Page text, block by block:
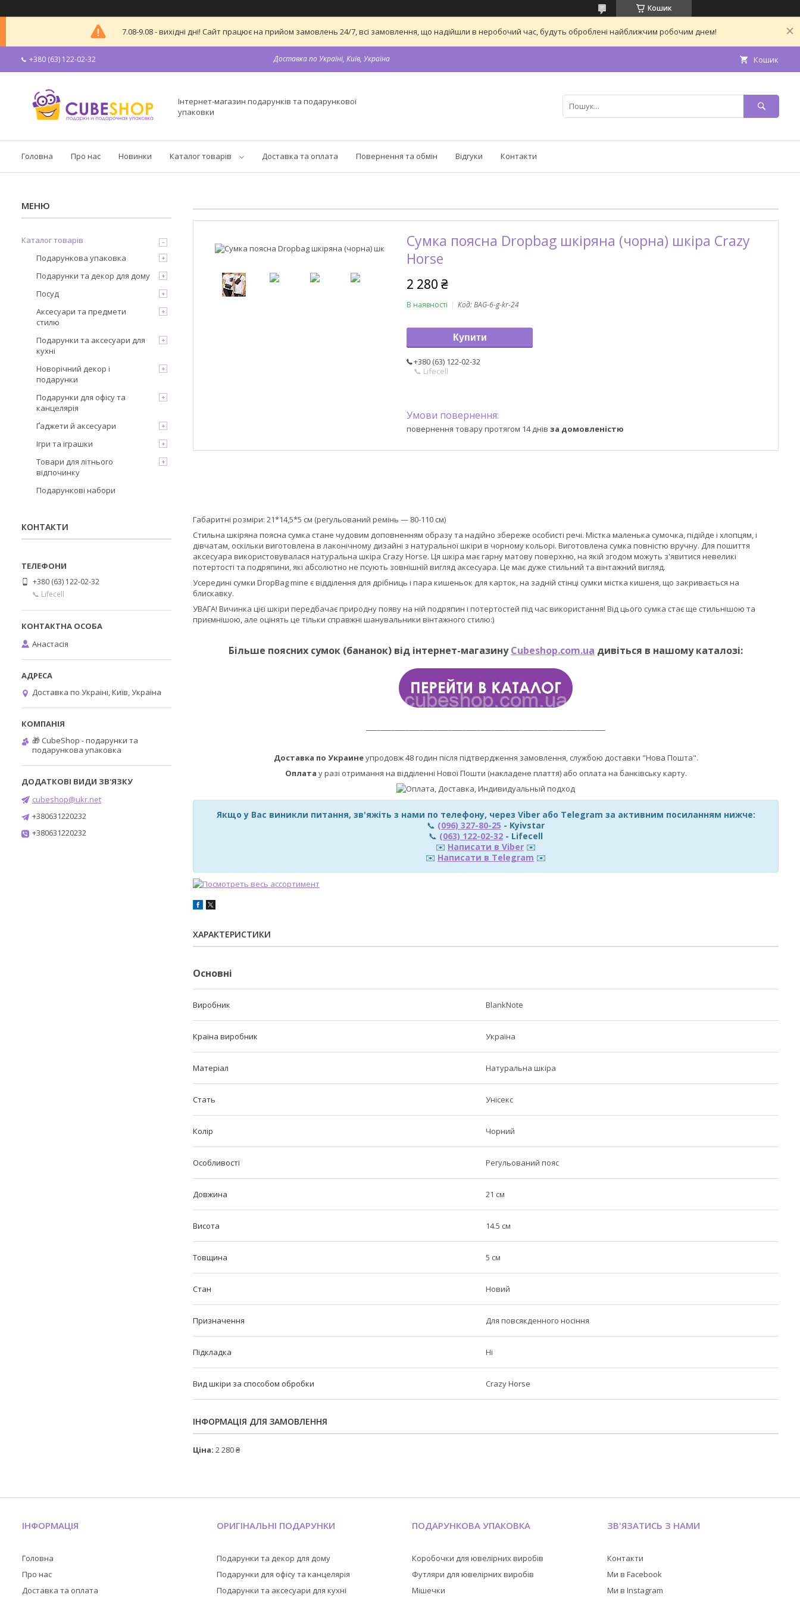
Кошик
7.08-9.08 - вихідні дні! Сайт працює на прийом замовлень 24/7, всі замовлення, що надійшли в неробочий час, будуть оброблені найближчим робочим днем!
+380 (63) 122-02-32 Доставка по Україні, Київ, Україна Кошик
Інтернет-магазин подарунків та подарункової
упаковки
Головна Про нас Новинки Каталог товарів Доставка та оплата Повернення та обмін Відгуки Контакти
Сумка поясна Dropbag шкіряна (чорна) шкіра Crazy
Horse
2 280 ₴
В наявності Код:BAG-6-g-kr-24
Купити
+380 (63) 122-02-32
📞 Lifecell
повернення товару протягом 14 днів за домовленістю
Габаритні розміри: 21*14,5*5 см (регульований ремінь — 80-110 см)
Стильна шкіряна поясна сумка стане чудовим доповненням образу та надійно збереже особисті речі. Містка маленька сумочка, підійде і хлопцям, і
дівчатам, оскільки виготовлена в лаконічному дизайні з натуральної шкіри в чорному кольорі. Виготовлена сумка повністю вручну. Для пошиття
аксесуара використовувалася натуральна шкіра Crazy Horse. Ця шкіра має гарну матову поверхню, на якій згодом можуть з'явитися невеликі
потертості та подряпини, які абсолютно не псують зовнішній вигляд аксесуара. Це має дуже стильний та вінтажний вигляд.
Усередині сумки DropBag mine є відділення для дрібниць і пара кишеньок для карток, на задній стінці сумки містка кишеня, що закривається на
блискавку.
УВАГА! Вичинка цієї шкіри передбачає природну появу на ній подряпин і потертостей під час використання! Від цього сумка стає ще стильнішою та
приємнішою, але оцінять це тільки справжні шанувальники вінтажного стилю:)
Більше поясних сумок (бананок) від інтернет-магазинуCubeshop.com.ua дивіться в нашому каталозі:
Доставка по Украинеупродовж 48 годин після підтвердження замовлення, службою доставки "Нова Пошта".
Оплата у разі отримання на відділенні Нової Пошти (накладене плаття) або оплата на банківську карту.
Якщо у Вас виникли питання, зв'яжіть з нами по телефону, через Viber або Telegram за активним посиланням нижче:
📞 (096) 327-80-25 - Kyivstar
📞 (063) 122-02-32 - Lifecell
✉️ Написати в Viber ✉️
✉️ Написати в Telegram ✉️
ХАРАКТЕРИСТИКИ
Основні
Виробник BlankNote
Країна виробник Україна
Матеріал Натуральна шкіра
Стать Унісекс
Колір Чорний
Особливості Регульований пояс
Довжина 21 см
Висота 14.5 см
Товщина 5 см
Стан Новий
Призначення Для повсякденного носіння
Підкладка Ні
Вид шкіри за способом обробки Crazy Horse
ІНФОРМАЦІЯ ДЛЯ ЗАМОВЛЕННЯ
Ціна: 2 280 ₴
Каталог товарів
Подарункова упаковка
Подарунки та декор для дому
Посуд
Аксесуари та предмети
стилю
Подарунки та аксесуари для
кухні
Новорічний декор і
подарунки
Подарунки для офісу та
канцелярія
Ґаджети й аксесуари
Ігри та іграшки
Товари для літнього
відпочинку
Подарункові набори
КОНТАКТИ
+380 (63) 122-02-32
📞 Lifecell
Анастасія
Доставка по Україні, Київ, Україна
🎁 CubeShop - подарунки та
подарункова упаковка
cubeshop@ukr.net
+380631220232
+380631220232
ІНФОРМАЦІЯ
Головна
Про нас
Доставка та оплата
ОРИГІНАЛЬНІ ПОДАРУНКИ
Подарунки та декор для дому
Подарунки для офісу та канцелярія
Подарунки та аксесуари для кухні
ПОДАРУНКОВА УПАКОВКА
Коробочки для ювелірних виробів
Футляри для ювелірних виробів
Мішечки
ЗВ'ЯЗАТИСЬ З НАМИ
Контакти
Ми в Facebook
Ми в Instagram